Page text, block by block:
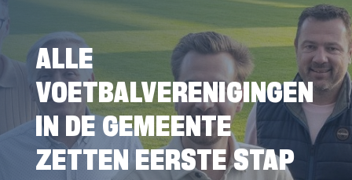
ALLE
VOETBALVERENIGINGEN
IN DE GEMEENTE
ZETTEN EERSTE STAP